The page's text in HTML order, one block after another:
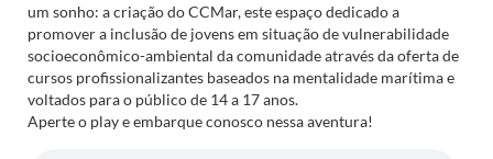
um sonho: a criação do CCMar, este espaço dedicado a
promover a inclusão de jovens em situação de vulnerabilidade
socioeconômico-ambiental da comunidade através da oferta de
cursos profissionalizantes baseados na mentalidade marítima e
voltados para o público de 14 a 17 anos.
Aperte o play e embarque conosco nessa aventura!